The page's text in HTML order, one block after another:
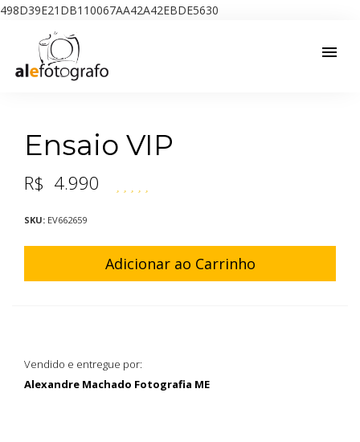
498D39E21DB110067AA42A42EBDE5630
menu
Ensaio VIP
R$ 4.990
SKU: EV662659
Adicionar ao Carrinho
Vendido e entregue por:
Alexandre Machado Fotografia ME